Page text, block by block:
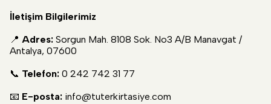
İletişim Bilgilerimiz
📍 Adres: Sorgun Mah. 8108 Sok. No3 A/B Manavgat /
Antalya, 07600
📞 Telefon: 0 242 742 31 77
📧 E-posta: info@tuterkirtasiye.com